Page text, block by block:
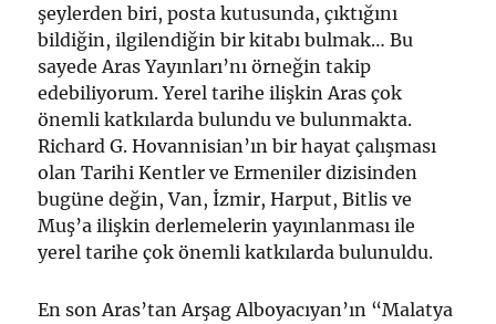
şeylerden biri, posta kutusunda, çıktığını
bildiğin, ilgilendiğin bir kitabı bulmak… Bu
sayede Aras Yayınları’nı örneğin takip
edebiliyorum. Yerel tarihe ilişkin Aras çok
önemli katkılarda bulundu ve bulunmakta.
Richard G. Hovannisian’ın bir hayat çalışması
olan Tarihi Kentler ve Ermeniler dizisinden
bugüne değin, Van, İzmir, Harput, Bitlis ve
Muş’a ilişkin derlemelerin yayınlanması ile
yerel tarihe çok önemli katkılarda bulunuldu.
En son Aras’tan Arşag Alboyacıyan’ın “Malatya